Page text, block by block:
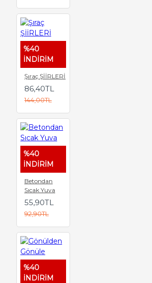
%40
İNDİRİM
Şıraç ŞİİRLERİ
86,40TL
144,00TL
%40
İNDİRİM
Betondan
Sıcak Yuva
55,90TL
92,90TL
%40
İNDİRİM